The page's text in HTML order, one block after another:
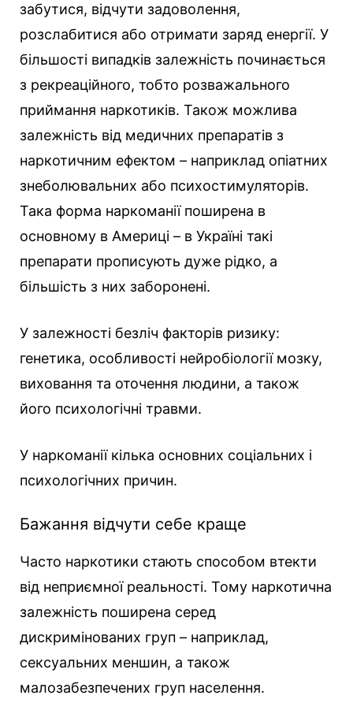
забутися, відчути задоволення,
розслабитися або отримати заряд енергії. У
більшості випадків залежність починається
з рекреаційного, тобто розважального
приймання наркотиків. Також можлива
залежність від медичних препаратів з
наркотичним ефектом – наприклад опіатних
знеболювальних або психостимуляторів.
Така форма наркоманії поширена в
основному в Америці – в Україні такі
препарати прописують дуже рідко, а
більшість з них заборонені.
У залежності безліч факторів ризику:
генетика, особливості нейробіології мозку,
виховання та оточення людини, а також
його психологічні травми.
У наркоманії кілька основних соціальних і
психологічних причин.
Бажання відчути себе краще
Часто наркотики стають способом втекти
від неприємної реальності. Тому наркотична
залежність поширена серед
дискримінованих груп – наприклад,
сексуальних меншин, а також
малозабезпечених груп населення.